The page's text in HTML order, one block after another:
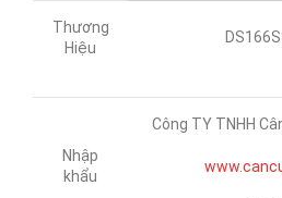
Thương
Hiệu
Nhập
khẩu
Công TY TNHH